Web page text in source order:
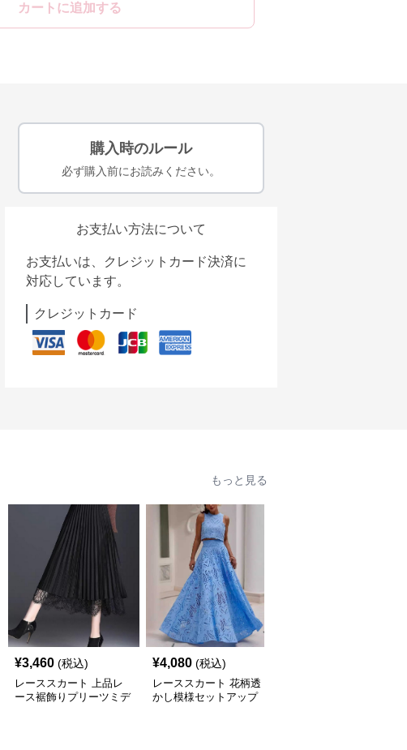
カートに追加する
購入時のルール
必ず購入前にお読みください。
お支払い方法について
お支払いは、クレジットカード決済に
対応しています。
クレジットカード
もっと見る
¥3,460 (税込)
レーススカート 上品レ
ース裾飾りプリーツミデ
¥4,080 (税込)
レーススカート 花柄透
かし模様セットアップ